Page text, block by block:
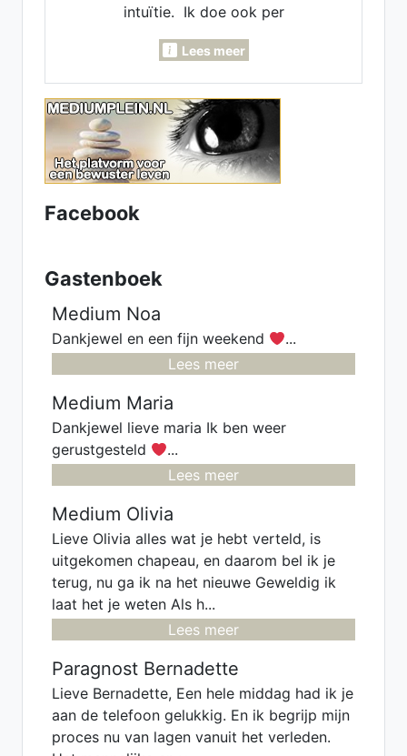
intuïtie. Ik doe ook per
kan voor je pendelen, invoelen,
inzichtkaarten voor je leggen. Ook
voor verleden - heden en
toekomst. Heb een luisterend oor.
samen komen we er wel uit.
Lees meer
Facebook
Gastenboek
Medium Noa
Dankjewel en een fijn weekend
...
Lees meer
Medium Maria
Dankjewel lieve maria Ik ben weer
gerustgesteld
...
Lees meer
Medium Olivia
Lieve Olivia alles wat je hebt verteld, is
uitgekomen chapeau, en daarom bel ik je
terug, nu ga ik na het nieuwe Geweldig ik
laat het je weten Als h...
Lees meer
Paragnost Bernadette
Lieve Bernadette, Een hele middag had ik je
aan de telefoon gelukkig. En ik begrijp mijn
proces nu van lagen vanuit het verleden.